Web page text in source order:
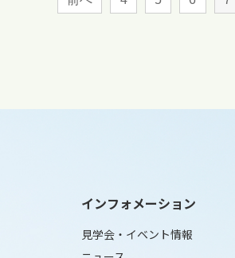
インフォメーション
見学会・イベント情報